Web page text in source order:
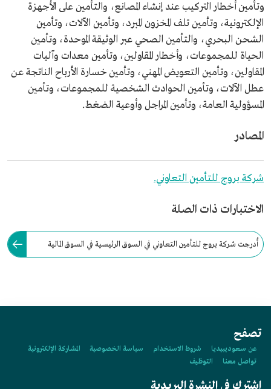
وتأمين أخطار التركيب عند إنشاء المصانع، والتأمين على الأجهزة
الإلكترونية، وتأمين تلف المخزون المبرد، وتأمين الآلات، وتأمين
الشحن البحري، والتأمين الصحي عبر الوثيقة الموحدة، وتأمين
الحياة للمجموعات، وأخطار المقاولين، وتأمين معدات وآليات
المقاولين، وتأمين التعويض المهني، وتأمين خسارة الأرباح الناتجة عن
عطل الآلات، وتأمين الحوادث الشخصية للمجموعات، وتأمين
المسؤولية العامة، وتأمين المراجل وأوعية الضغط.
المصادر
شركة بروج للتأمين التعاوني.
الاختبارات ذات الصلة
أُدرجت شركة بروج للتأمين التعاوني في السوق الرئيسية في السوق المالية
تصفح
عن سعوديبيديا شروط الاستخدام سياسة الخصوصية
المشاركة الإلكترونية
تواصل معنا
التوظيف
اشترك في النشرة البريدية